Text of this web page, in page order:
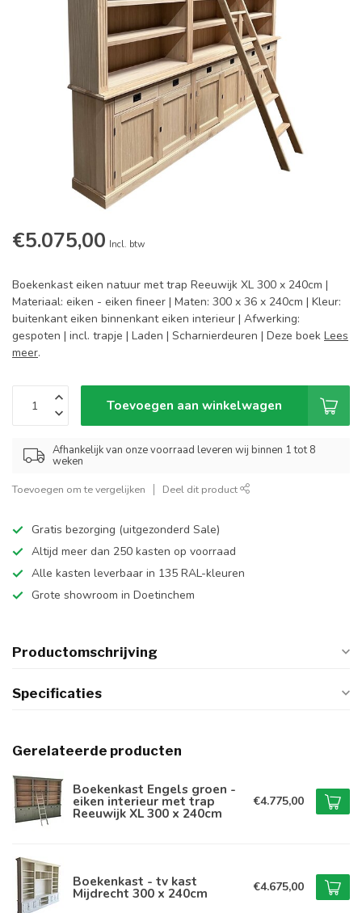
€5.075,00 Incl. btw
Boekenkast eiken natuur met trap Reeuwijk XL 300 x 240cm |
Materiaal: eiken - eiken fineer | Maten: 300 x 36 x 240cm | Kleur:
buitenkant eiken binnenkant eiken interieur | Afwerking:
gespoten | incl. trapje | Laden | Scharnierdeuren | Deze boek Lees
meer.
Toevoegen aan winkelwagen
Afhankelijk van onze voorraad leveren wij binnen 1 tot 8
weken
Toevoegen om te vergelijken Deel dit product
Gratis bezorging (uitgezonderd Sale)
Altijd meer dan 250 kasten op voorraad
Alle kasten leverbaar in 135 RAL-kleuren
Grote showroom in Doetinchem
Productomschrijving
Specificaties
Gerelateerde producten
Boekenkast Engels groen -
eiken interieur met trap
Reeuwijk XL 300 x 240cm
€4.775,00
Boekenkast - tv kast
Mijdrecht 300 x 240cm €4.675,00